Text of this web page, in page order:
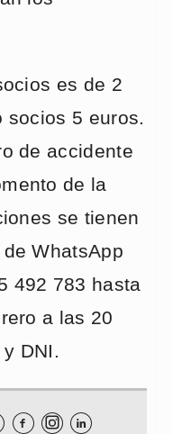
es de 2
socios 5 euros.
de accidente
de la
se tienen
WhatsApp
492 783 hasta
a las 20
DNI.
 